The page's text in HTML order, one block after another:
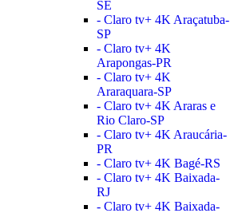
SE
- Claro tv+ 4K Araçatuba-
SP
- Claro tv+ 4K
Arapongas-PR
- Claro tv+ 4K
Araraquara-SP
- Claro tv+ 4K Araras e
Rio Claro-SP
- Claro tv+ 4K Araucária-
PR
- Claro tv+ 4K Bagé-RS
- Claro tv+ 4K Baixada-
RJ
- Claro tv+ 4K Baixada-